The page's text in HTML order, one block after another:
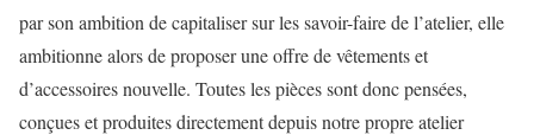
par son ambition de capitaliser sur les savoir-faire de l’atelier, elle
ambitionne alors de proposer une offre de vêtements et
d’accessoires nouvelle. Toutes les pièces sont donc pensées,
conçues et produites directement depuis notre propre atelier